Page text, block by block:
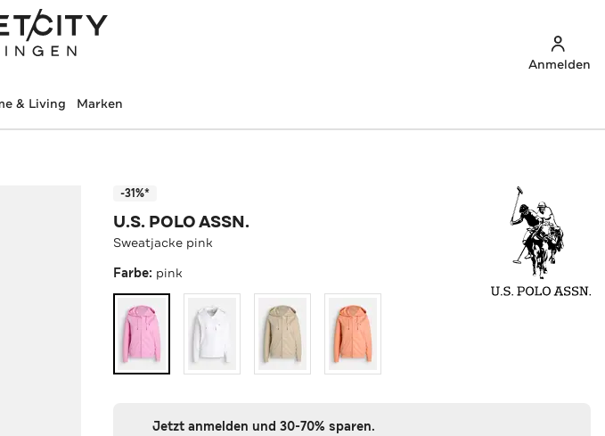
Anmelden
& Living Marken
-31%*
U.S. POLO ASSN.
Sweatjacke pink
Farbe: pink
Jetzt anmelden und 30-70% sparen.